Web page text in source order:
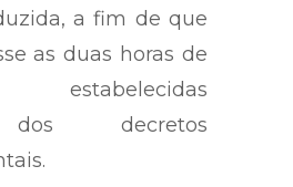
a fim de que
as duas horas de
estabelecidas
decretos